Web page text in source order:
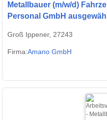
Metallbauer (m/w/d)
Personal GmbH
Groß Ippener, 27243
Firma:Amano GmbH